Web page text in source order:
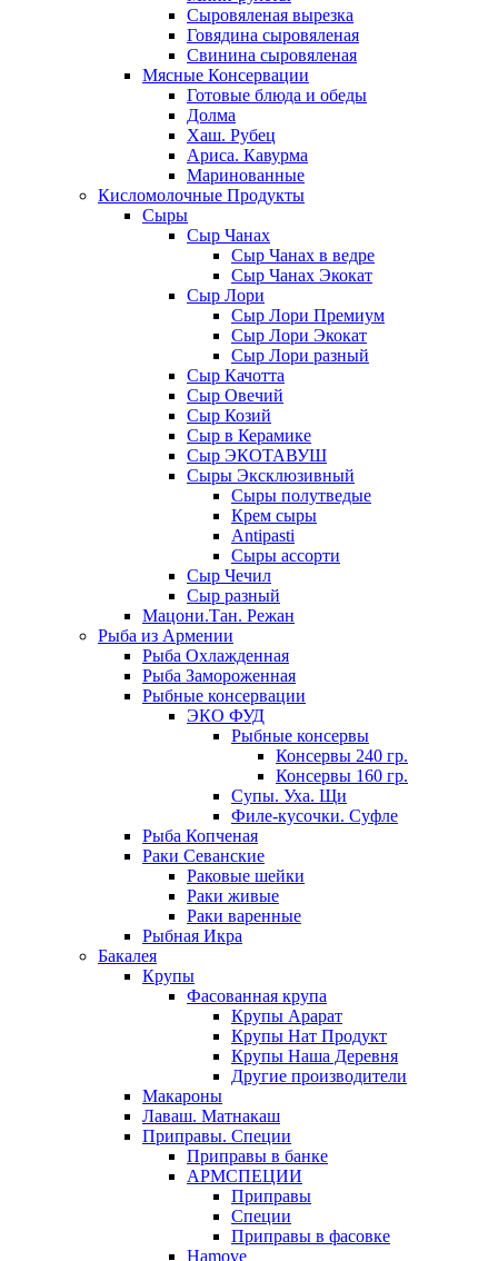
Сыровяленая вырезка
Говядина сыровяленая
Свинина сыровяленая
Мясные Консервации
Готовые блюда и обеды
Долма
Хаш. Рубец
Ариса. Кавурма
Маринованные
Кисломолочные Продукты
Сыры
Сыр Чанах
Сыр Чанах в ведре
Сыр Чанах Экокат
Сыр Лори
Сыр Лори Премиум
Сыр Лори Экокат
Сыр Лори разный
Сыр Качотта
Сыр Овечий
Сыр Козий
Сыр в Керамике
Сыр ЭКОТАВУШ
Сыры Эксклюзивный
Сыры полутведые
Крем сыры
Antipasti
Сыры ассорти
Сыр Чечил
Сыр разный
Мацони.Тан. Режан
Рыба из Армении
Рыба Охлажденная
Рыба Замороженная
Рыбные консервации
ЭКО ФУД
Рыбные консервы
Консервы 240 гр.
Консервы 160 гр.
Супы. Уха. Щи
Филе-кусочки. Суфле
Рыба Копченая
Раки Севанские
Раковые шейки
Раки живые
Раки варенные
Рыбная Икра
Бакалея
Крупы
Фасованная крупа
Крупы Арарат
Крупы Нат Продукт
Крупы Наша Деревня
Другие производители
Макароны
Лаваш. Матнакаш
Приправы. Специи
Приправы в банке
АРМСПЕЦИИ
Приправы
Специи
Приправы в фасовке
Hamove